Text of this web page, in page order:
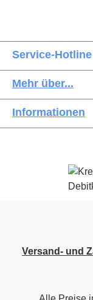
Service-Hotline
Mehr über...
Informationen
Versand- und